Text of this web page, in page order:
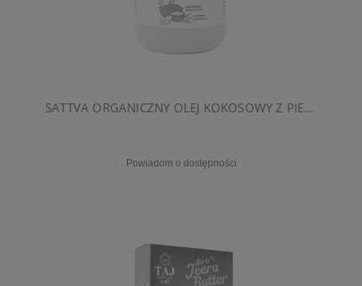
SATTVA ORGANICZNY OLEJ KOKOSOWY Z PIERWSZEGO TŁOCZENIA 220ML
Powiadom o dostępności